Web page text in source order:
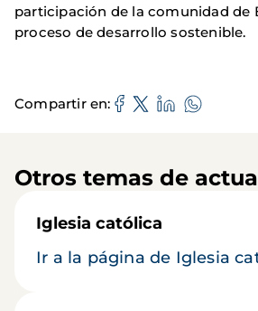
participación de la comunidad de
proceso de desarrollo sostenible.
Compartir en
Otros temas de
Iglesia católica
Ir a la página de Iglesia